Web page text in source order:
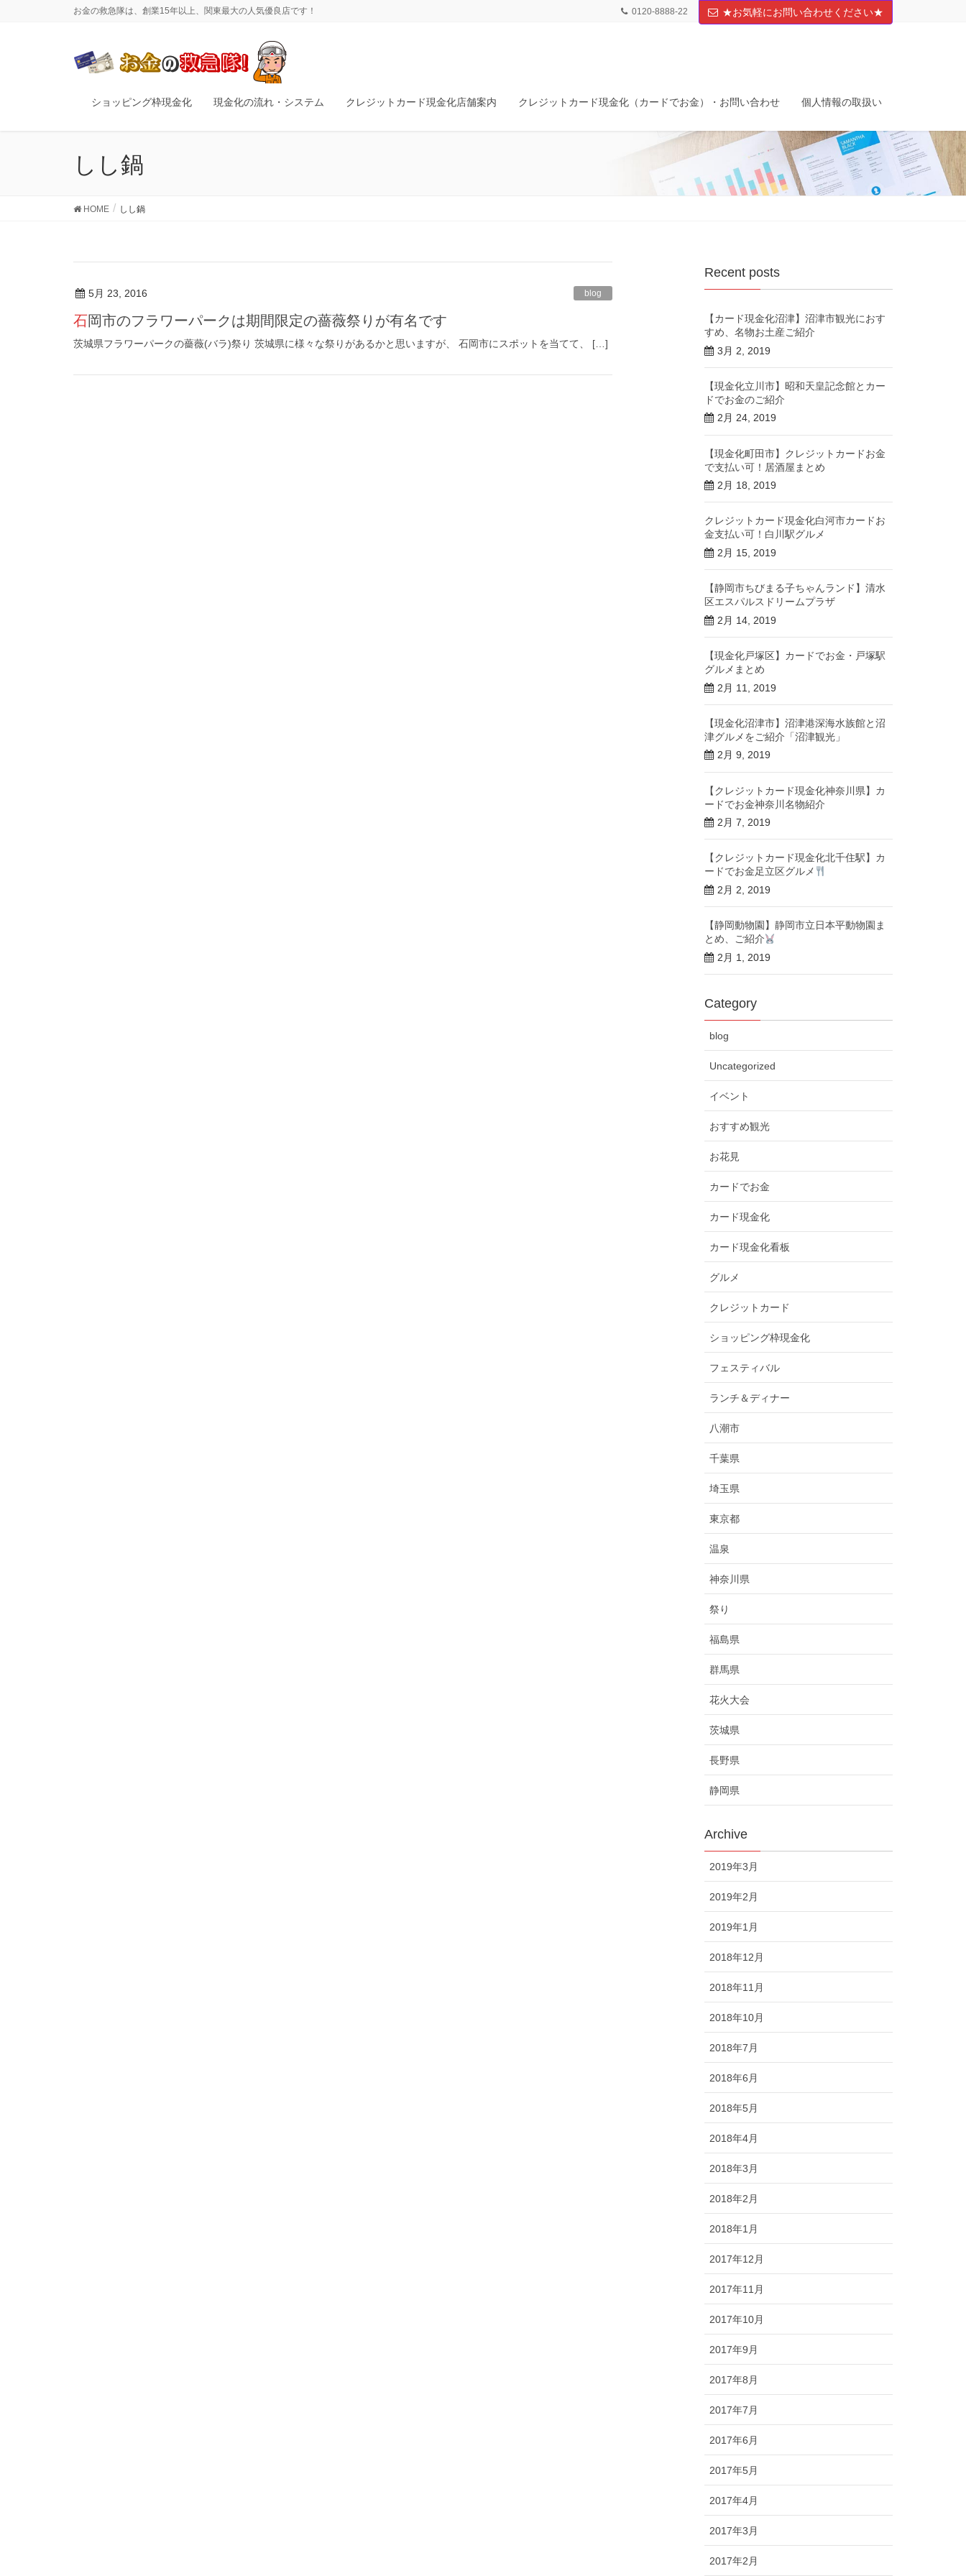
お金の救急隊は、創業15年以上、関東最大の人気優良店です！ 0120-8888-22 ★お気軽にお問い合わせください★
ショッピング枠現金化 現金化の流れ・システム クレジットカード現金化店舗案内 クレジットカード現金化（カードでお金）・お問い合わせ 個人情報の取扱い
しし鍋
HOME しし鍋
5月 23, 2016 blog
石岡市のフラワーパークは期間限定の薔薇祭りが有名です
茨城県フラワーパークの薔薇(バラ)祭り 茨城県に様々な祭りがあるかと思いますが、 石岡市にスポットを当てて、 […]
Recent posts
【カード現金化沼津】沼津市観光におす
すめ、名物お土産ご紹介
3月 2, 2019
【現金化立川市】昭和天皇記念館とカー
ドでお金のご紹介
2月 24, 2019
【現金化町田市】クレジットカードお金
で支払い可！居酒屋まとめ
2月 18, 2019
クレジットカード現金化白河市カードお
金支払い可！白川駅グルメ
2月 15, 2019
【静岡市ちびまる子ちゃんランド】清水
区エスパルスドリームプラザ
2月 14, 2019
【現金化戸塚区】カードでお金・戸塚駅
グルメまとめ
2月 11, 2019
【現金化沼津市】沼津港深海水族館と沼
津グルメをご紹介「沼津観光」
2月 9, 2019
【クレジットカード現金化神奈川県】カ
ードでお金神奈川名物紹介
2月 7, 2019
【クレジットカード現金化北千住駅】カ
ードでお金足立区グルメ
2月 2, 2019
【静岡動物園】静岡市立日本平動物園ま
とめ、ご紹介
2月 1, 2019
Category
blog
Uncategorized
イベント
おすすめ観光
お花見
カードでお金
カード現金化
カード現金化看板
グルメ
クレジットカード
ショッピング枠現金化
フェスティバル
ランチ＆ディナー
八潮市
千葉県
埼玉県
東京都
温泉
神奈川県
祭り
福島県
群馬県
花火大会
茨城県
長野県
静岡県
Archive
2019年3月
2019年2月
2019年1月
2018年12月
2018年11月
2018年10月
2018年7月
2018年6月
2018年5月
2018年4月
2018年3月
2018年2月
2018年1月
2017年12月
2017年11月
2017年10月
2017年9月
2017年8月
2017年7月
2017年6月
2017年5月
2017年4月
2017年3月
2017年2月